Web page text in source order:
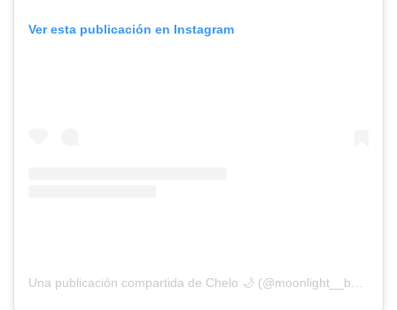
Ver esta publicación en Instagram
Una publicación compartida de Chelo 🌙 (@moonlight__books)